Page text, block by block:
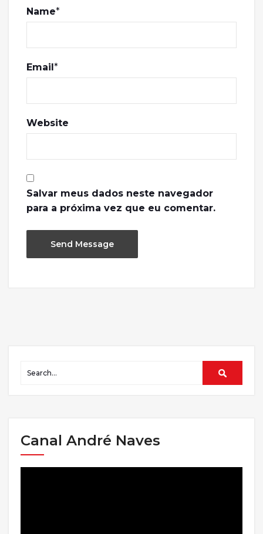
Name*
Email*
Website
Salvar meus dados neste navegador
para a próxima vez que eu comentar.
Canal André Naves